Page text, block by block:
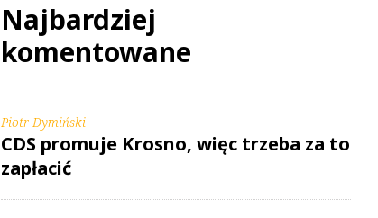
Najbardziej
komentowane
Piotr Dymiński -
CDS promuje Krosno, więc trzeba za to
zapłacić